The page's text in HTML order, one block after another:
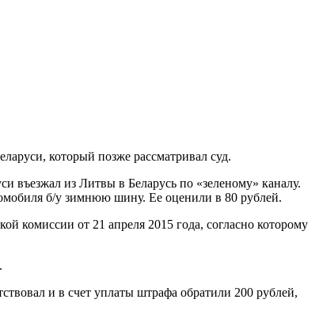
который позже рассматривал суд.
въезжал из Литвы в Беларусь по «зеленому» каналу.
б/у зимнюю шину. Ее оценили в 80 рублей.
комиссии от 21 апреля 2015 года, согласно которому
и в счет уплаты штрафа обратили 200 рублей,